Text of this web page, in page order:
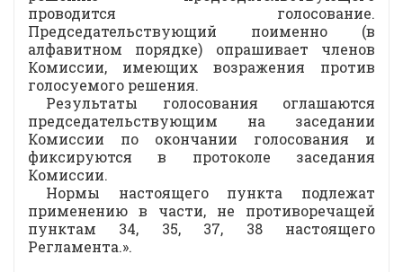
проводится голосование.
Председательствующий поименно (в
алфавитном порядке) опрашивает членов
Комиссии, имеющих возражения против
голосуемого решения.
Результаты голосования оглашаются
председательствующим на заседании
Комиссии по окончании голосования и
фиксируются в протоколе заседания
Комиссии.
Нормы настоящего пункта подлежат
применению в части, не противоречащей
пунктам 34, 35, 37, 38 настоящего
Регламента.».